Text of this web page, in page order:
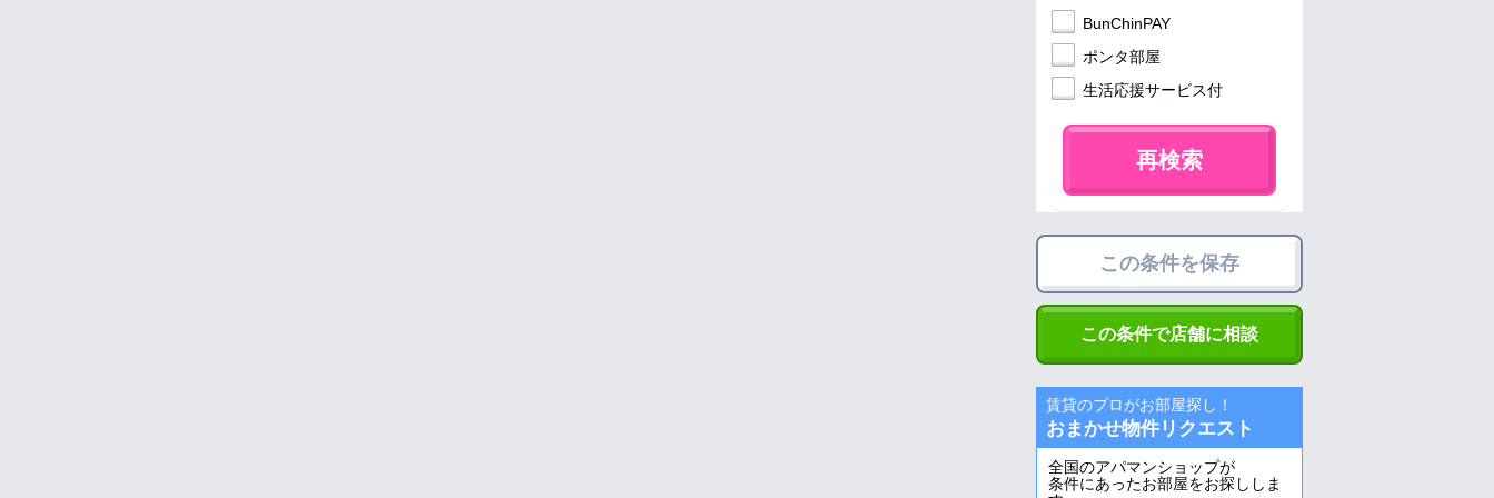
BunChinPAY
ポンタ部屋
生活応援サービス付
再検索
この条件を保存
この条件で店舗に相談
賃貸のプロがお部屋探し！
おまかせ物件リクエスト
全国のアパマンショップが
条件にあったお部屋をお探ししま